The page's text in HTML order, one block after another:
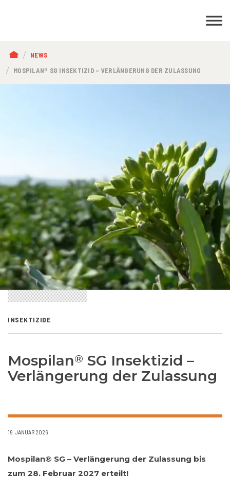
PFADNAVIGATION
NEWS
MOSPILAN® SG INSEKTIZID – VERLÄNGERUNG DER ZULASSUNG
INSEKTIZIDE
Mospilan® SG Insektizid –
Verlängerung der Zulassung
16. JANUAR 2026
Mospilan® SG – Verlängerung der Zulassung bis
zum 28. Februar 2027 erteilt!